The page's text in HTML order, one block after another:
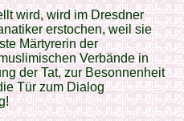
wird, wird im Dresdner
erstochen, weil sie
Märtyrerin der
Verbände in
der Tat, zur Besonnenheit
Tür zum Dialog